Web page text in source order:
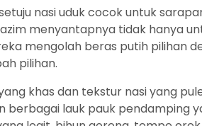
nasi uduk cocok untuk
menyantapnya tidak hanya
mengolah beras putih pilihan
pilihan.
khas dan tekstur nasi yang
berbagai lauk pauk pendamping